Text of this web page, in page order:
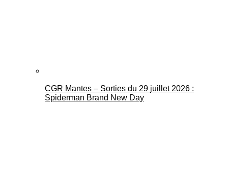
CGR Mantes – Sorties du 29 juillet 2026 :
Spiderman Brand New Day